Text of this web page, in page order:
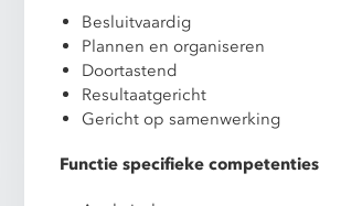
Besluitvaardig
Plannen en organiseren
Doortastend
Resultaatgericht
Gericht op samenwerking
Functie specifieke competenties